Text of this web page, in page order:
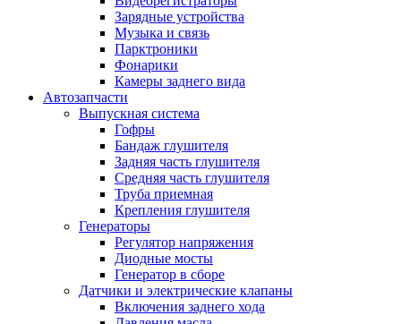
Зарядные устройства
Музыка и связь
Парктроники
Фонарики
Камеры заднего вида
Автозапчасти
Выпускная система
Гофры
Бандаж глушителя
Задняя часть глушителя
Средняя часть глушителя
Труба приемная
Крепления глушителя
Генераторы
Регулятор напряжения
Диодные мосты
Генератор в сборе
Датчики и электрические клапаны
Включения заднего хода